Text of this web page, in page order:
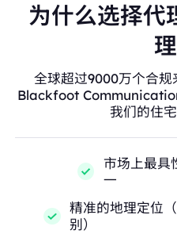
为什么选择代
理
全球超过9000万个合
Blackfoot
我们的住宅
市场上最具
一
精准的地理定位
别）